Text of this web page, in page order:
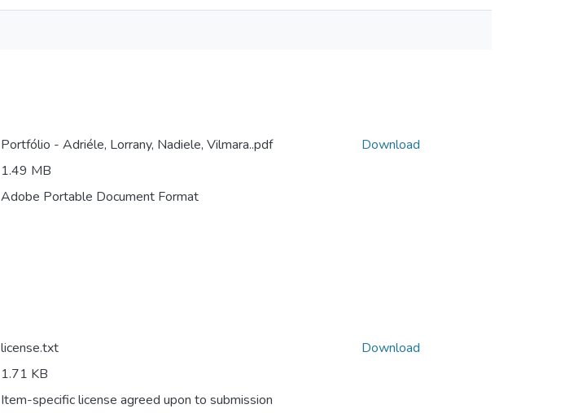
Portfólio - Adriéle, Lorrany, Nadiele, Vilmara..pdf
1.49 MB
Adobe Portable Document Format
Download
license.txt
1.71 KB
Item-specific license agreed upon to submission
Download